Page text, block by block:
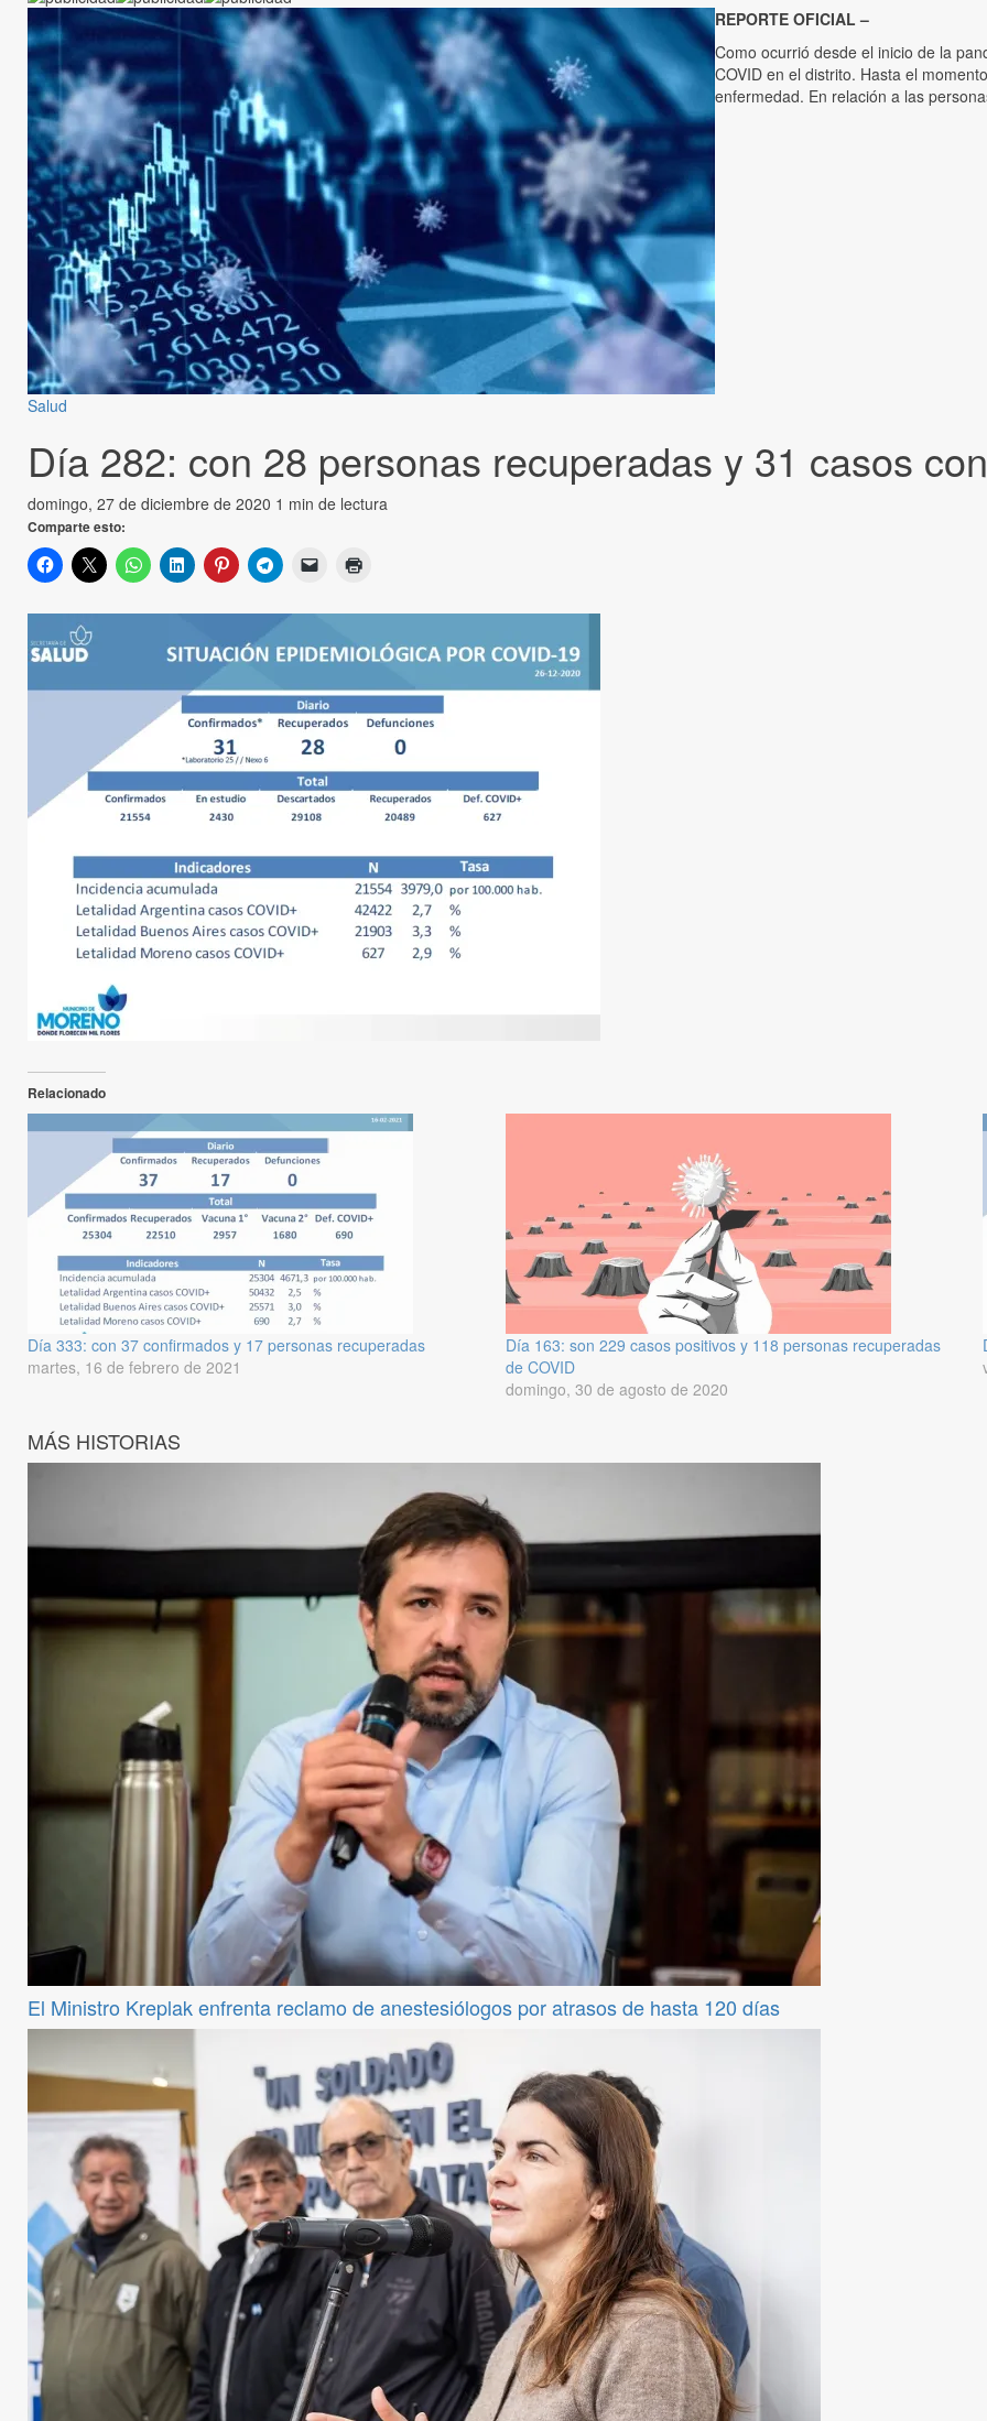
Salud
Día 282: con 28 personas recuperadas y 31 casos
domingo, 27 de diciembre de 2020 1 min de lectura
Comparte esto:
REPORTE OFICIAL –
Como ocurrió desde el inicio de la
COVID en el distrito. Hasta el
enfermedad. En relación a las
Relacionado
Día 333: con 37 confirmados y 17 personas recuperadas
martes, 16 de febrero de 2021
Día 163: son 229 casos positivos y 118 personas recuperadas
de COVID
domingo, 30 de agosto de 2020
MÁS HISTORIAS
El Ministro Kreplak enfrenta reclamo de anestesiólogos por atrasos de hasta 120 días